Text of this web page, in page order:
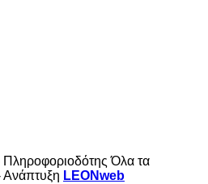
Όλα τα
Ανάπτυξη LEONweb